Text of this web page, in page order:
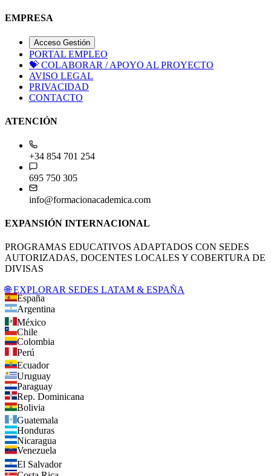
EMPRESA
Acceso Gestión
PORTAL EMPLEO
💝 COLABORAR / APOYO AL PROYECTO
AVISO LEGAL
PRIVACIDAD
CONTACTO
ATENCIÓN
+34 854 701 254
695 750 305
info@formacionacademica.com
EXPANSIÓN INTERNACIONAL
PROGRAMAS EDUCATIVOS ADAPTADOS CON SEDES
AUTORIZADAS, DOCENTES LOCALES Y COBERTURA DE
DIVISAS
🌐 EXPLORAR SEDES LATAM & ESPAÑA
España
Argentina
México
Chile
Colombia
Perú
Ecuador
Uruguay
Paraguay
Rep. Dominicana
Bolivia
Guatemala
Honduras
Nicaragua
Venezuela
El Salvador